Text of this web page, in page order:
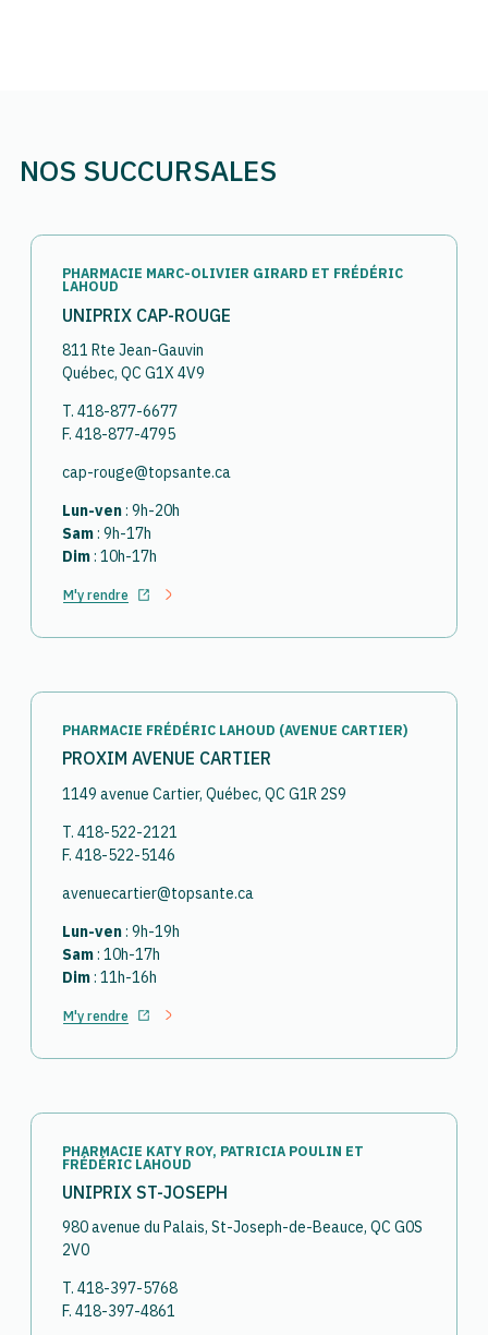
NOS SUCCURSALES
PHARMACIE MARC-OLIVIER GIRARD ET FRÉDÉRIC
LAHOUD
UNIPRIX CAP-ROUGE
811 Rte Jean-Gauvin
Québec, QC G1X 4V9
T. 418-877-6677
F. 418-877-4795
cap-rouge@topsante.ca
Lun-ven: 9h-20h
Sam: 9h-17h
Dim: 10h-17h
M'y rendreOuvrir dans un nouvel onglet
PHARMACIE FRÉDÉRIC LAHOUD (AVENUE CARTIER)
PROXIM AVENUE CARTIER
1149 avenue Cartier, Québec, QC G1R 2S9
T. 418-522-2121
F. 418-522-5146
avenuecartier@topsante.ca
Lun-ven: 9h-19h
Sam: 10h-17h
Dim: 11h-16h
M'y rendreOuvrir dans un nouvel onglet
PHARMACIE KATY ROY, PATRICIA POULIN ET
FRÉDÉRIC LAHOUD
UNIPRIX ST-JOSEPH
980 avenue du Palais, St-Joseph-de-Beauce, QC G0S
2V0
T. 418-397-5768
F. 418-397-4861